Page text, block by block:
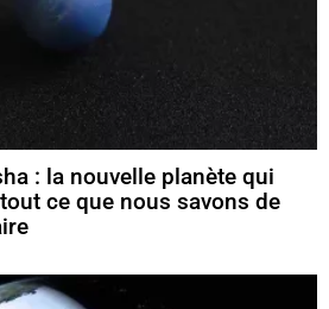
: la nouvelle planète qui
ce que nous savons de